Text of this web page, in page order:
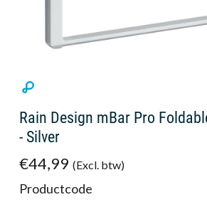
Rain Design mBar Pro
- Silver
€44,99 (Excl. btw)
Productcode